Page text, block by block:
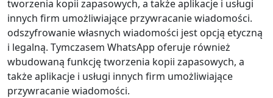
tworzenia kopii zapasowych, a także aplikacje i usługi
innych firm umożliwiające przywracanie wiadomości.
odszyfrowanie własnych wiadomości jest opcją etyczną
i legalną. Tymczasem WhatsApp oferuje również
wbudowaną funkcję tworzenia kopii zapasowych, a
także aplikacje i usługi innych firm umożliwiające
przywracanie wiadomości.